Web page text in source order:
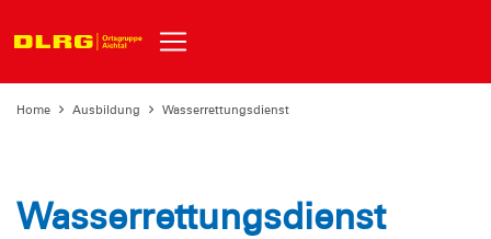
Home Ausbildung Wasserrettungsdienst
Wasserrettungsdienst